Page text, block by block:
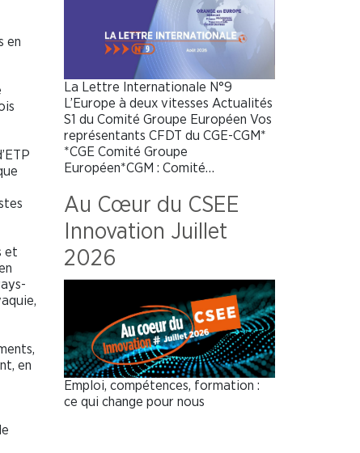
en
et
en
La Lettre Internationale N°9
L’Europe à deux vitesses Actualités
S1 du Comité Groupe Européen Vos
représentants CFDT du CGE-CGM*
*CGE Comité Groupe
Européen*CGM : Comité…
Au Cœur du CSEE
Innovation Juillet
2026
Emploi, compétences, formation :
ce qui change pour nous